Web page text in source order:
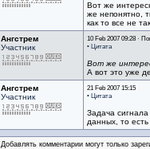
Вот же
же непонятно,
как то все не
Ангстрем
Участник
10 Feb 2007 09:28 ·
• Цитата
Вот же
А вот это уже
Ангстрем
Участник
21 Feb 2007 15:15
• Цитата
Задача
данных, то
Добавлять комментарии могут только